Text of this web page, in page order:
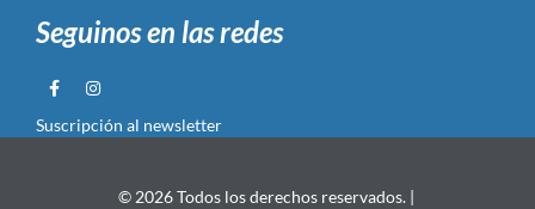
Seguinos en las redes
Suscripción al newsletter
© 2026 Todos los derechos reservados. |